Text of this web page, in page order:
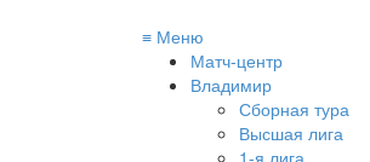
≡ Меню
Матч-центр
Владимир
Сборная тура
Высшая лига
1-я лига